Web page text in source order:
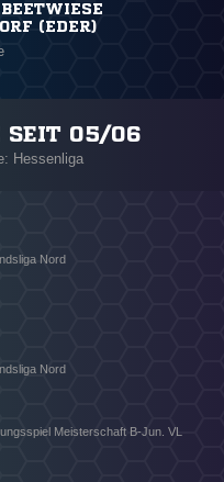
(EDER)
SEIT 05/06
Hessenliga
Nord
Nord
Meisterschaft B-Jun. VL